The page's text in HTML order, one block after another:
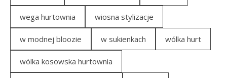
wega hurtownia wiosna stylizacje
w modnej bloozie w sukienkach wólka hurt
wólka kosowska hurtownia